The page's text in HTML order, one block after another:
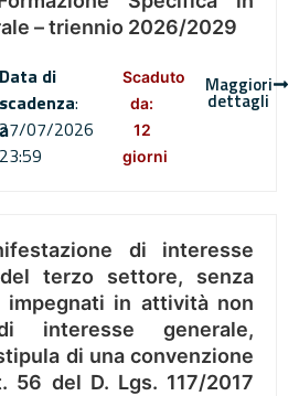
– triennio 2026/2029
Data di
scadenza:
27/07/2026
23:59
Scaduto
da:
12
giorni
Maggiori
dettagli
di interesse
terzo settore, senza
impegnati in attività non
interesse generale,
di una convenzione
56 del D. Lgs. 117/2017